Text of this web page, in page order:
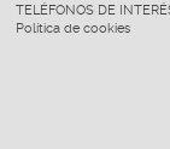
TELÉFONOS DE
Política de cookies